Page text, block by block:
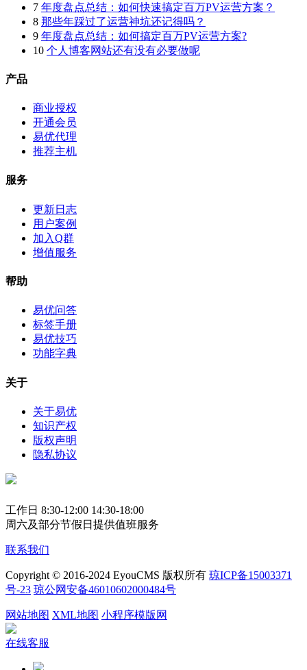
7 年度盘点总结：如何快速搞定百万PV运营方案？
8 那些年踩过了运营神坑还记得吗？
9 年度盘点总结：如何搞定百万PV运营方案?
10 个人博客网站还有没有必要做呢
产品
商业授权
开通会员
易优代理
推荐主机
服务
更新日志
用户案例
加入Q群
增值服务
帮助
易优问答
标签手册
易优技巧
功能字典
关于
关于易优
知识产权
版权声明
隐私协议
工作日 8:30-12:00 14:30-18:00
周六及部分节假日提供值班服务
联系我们
Copyright © 2016-2024 EyouCMS 版权所有 琼ICP备15003371
号-23 琼公网安备46010602000484号
网站地图 XML地图 小程序模版网
在线客服